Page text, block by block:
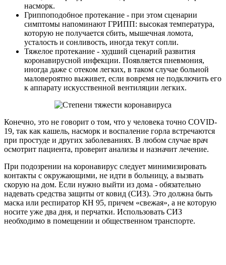
насморк.
Гриппоподобное протекание - при этом сценарии
симптомы напоминают ГРИПП: высокая температура,
которую не получается сбить, мышечная ломота,
усталость и сонливость, иногда текут сопли.
Тяжелое протекание - худший сценарий развития
коронавирусной инфекции. Появляется пневмония,
иногда даже с отеком легких, в таком случае больной
маловероятно выживет, если вовремя не подключить его
к аппарату искусственной вентиляции легких.
Конечно, это не говорит о том, что у человека точно COVID-
19, так как кашель, насморк и воспаление горла встречаются
при простуде и других заболеваниях. В любом случае врач
осмотрит пациента, проверит анализы и назначит лечение.
При подозрении на коронавирус следует минимизировать
контакты с окружающими, не идти в больницу, а вызвать
скорую на дом. Если нужно выйти из дома - обязательно
надевать средства защиты от ковид (СИЗ). Это должна быть
маска или респиратор КН 95, причем «свежая», а не которую
носите уже два дня, и перчатки. Использовать СИЗ
необходимо в помещении и общественном транспорте.